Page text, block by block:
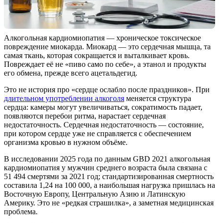
Алкогольная кардиомиопатия — хроническое токсическое
повреждение миокарда. Миокард — это сердечная мышца, та
самая ткань, которая сокращается и выталкивает кровь.
Повреждает её не «пиво само по себе», а этанол и продукты
его обмена, прежде всего ацетальдегид.
Это не история про «сердце ослабло после праздников». При
длительном употреблении алкоголя меняется структура
сердца: камеры могут увеличиваться, сократимость падает,
появляются перебои ритма, нарастает сердечная
недостаточность. Сердечная недостаточность — состояние,
при котором сердце уже не справляется с обеспечением
организма кровью в нужном объёме.
В исследовании 2025 года по данным GBD 2021 алкогольная
кардиомиопатия у мужчин среднего возраста была связана с
51 494 смертями за 2021 год; стандартизированная смертность
составила 1,24 на 100 000, а наибольшая нагрузка пришлась на
Восточную Европу, Центральную Азию и Латинскую
Америку. Это не «редкая страшилка», а заметная медицинская
проблема.